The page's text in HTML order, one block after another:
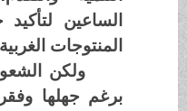
الساعين لتأكيد
المنتوجات الغربية.
ولكن الشعوب
برغم جهلها